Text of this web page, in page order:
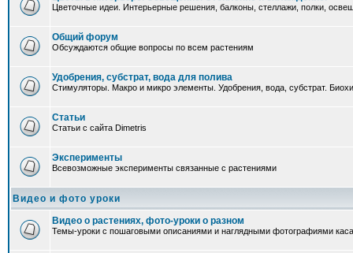
Цветочные идеи. Интерьерные решения, балконы, стеллажи, полки,
Общий форум
Обсуждаются общие вопросы по всем растениям
Удобрения, субстрат, вода для полива
Стимуляторы. Макро и микро элементы. Удобрения, вода, субстрат.
Статьи
Статьи с сайта Dimetris
Эксперименты
Всевозможные эксперименты связанные с растениями
Видео и фото уроки
Видео о растениях, фото-уроки о разном
Темы-уроки с пошаговыми описаниями и наглядными фотографиями